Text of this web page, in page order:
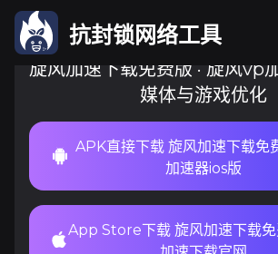
抗封锁网络工具
旋风加速下载免费版 · 旋风vp
媒体与游戏优化
APK直接下载 旋风加速下载免
加速器ios版
App Store下载 旋风加速下载